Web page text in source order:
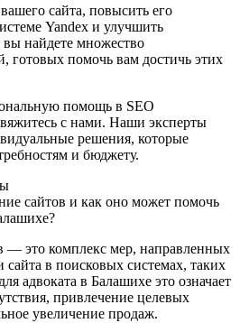
сайта, повысить его
Yandex и улучшить
найдете множество
готовых помочь вам достичь этих
помощь в SEO
с нами. Наши эксперты
решения, которые
и бюджету.
сайтов и как оно может помочь
— это комплекс мер, направленных
в поисковых системах, таких
адвоката в Балашихе это означает
привлечение целевых
увеличение продаж.